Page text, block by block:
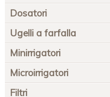
Dosatori
Ugelli a farfalla
Minirrigatori
Microirrigatori
Filtri